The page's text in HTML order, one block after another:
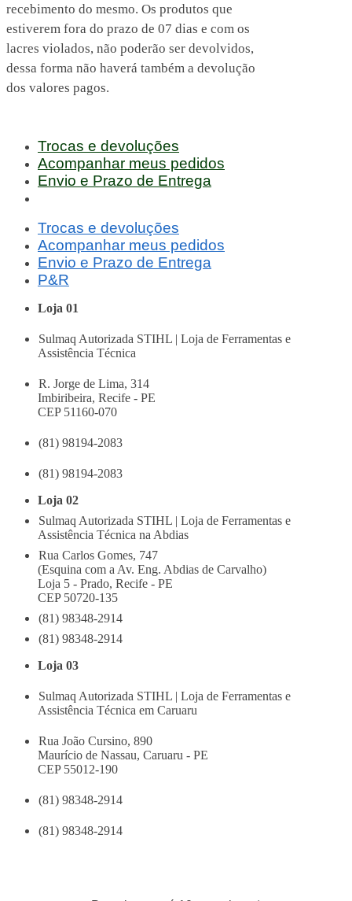
recebimento do mesmo. Os produtos que
estiverem fora do prazo de 07 dias e com os
lacres violados, não poderão ser devolvidos,
dessa forma não haverá também a devolução
dos valores pagos.
Trocas e devoluções
Acompanhar meus pedidos
Envio e Prazo de Entrega
Trocas e devoluções
Acompanhar meus pedidos
Envio e Prazo de Entrega
P&R
Loja 01
Sulmaq Autorizada STIHL | Loja de Ferramentas e
Assistência Técnica
R. Jorge de Lima, 314
Imbiribeira, Recife - PE
CEP 51160-070
(81) 98194-2083
(81) 98194-2083
Loja 02
Sulmaq Autorizada STIHL | Loja de Ferramentas e
Assistência Técnica na Abdias
Rua Carlos Gomes, 747
(Esquina com a Av. Eng. Abdias de Carvalho)
Loja 5 - Prado, Recife - PE
CEP 50720-135
(81) 98348-2914
(81) 98348-2914
Loja 03
Sulmaq Autorizada STIHL | Loja de Ferramentas e
Assistência Técnica em Caruaru
Rua João Cursino, 890
Maurício de Nassau, Caruaru - PE
CEP 55012-190
(81) 98348-2914
(81) 98348-2914